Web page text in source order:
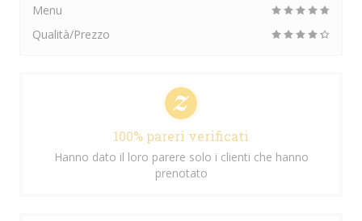
Menu
Qualità/Prezzo
100% pareri verificati
Hanno dato il loro parere solo i clienti che hanno
prenotato